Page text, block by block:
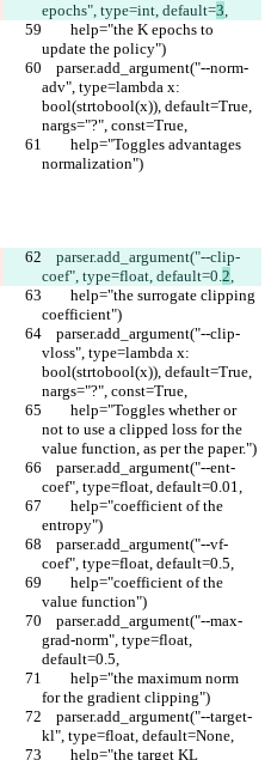
epochs", type=int, default=3,
update the policy")
adv", type=lambda x:
bool(strtobool(x)), default=True,
nargs="?", const=True,
normalization")
coef", type=float, default=0.2,
coefficient")
vloss", type=lambda x:
bool(strtobool(x)), default=True,
nargs="?", const=True,
not to use a clipped loss for the
value function, as per the paper.")
coef", type=float, default=0.01,
entropy")
coef", type=float, default=0.5,
value function")
grad-norm", type=float,
default=0.5,
for the gradient clipping")
kl", type=float, default=None,